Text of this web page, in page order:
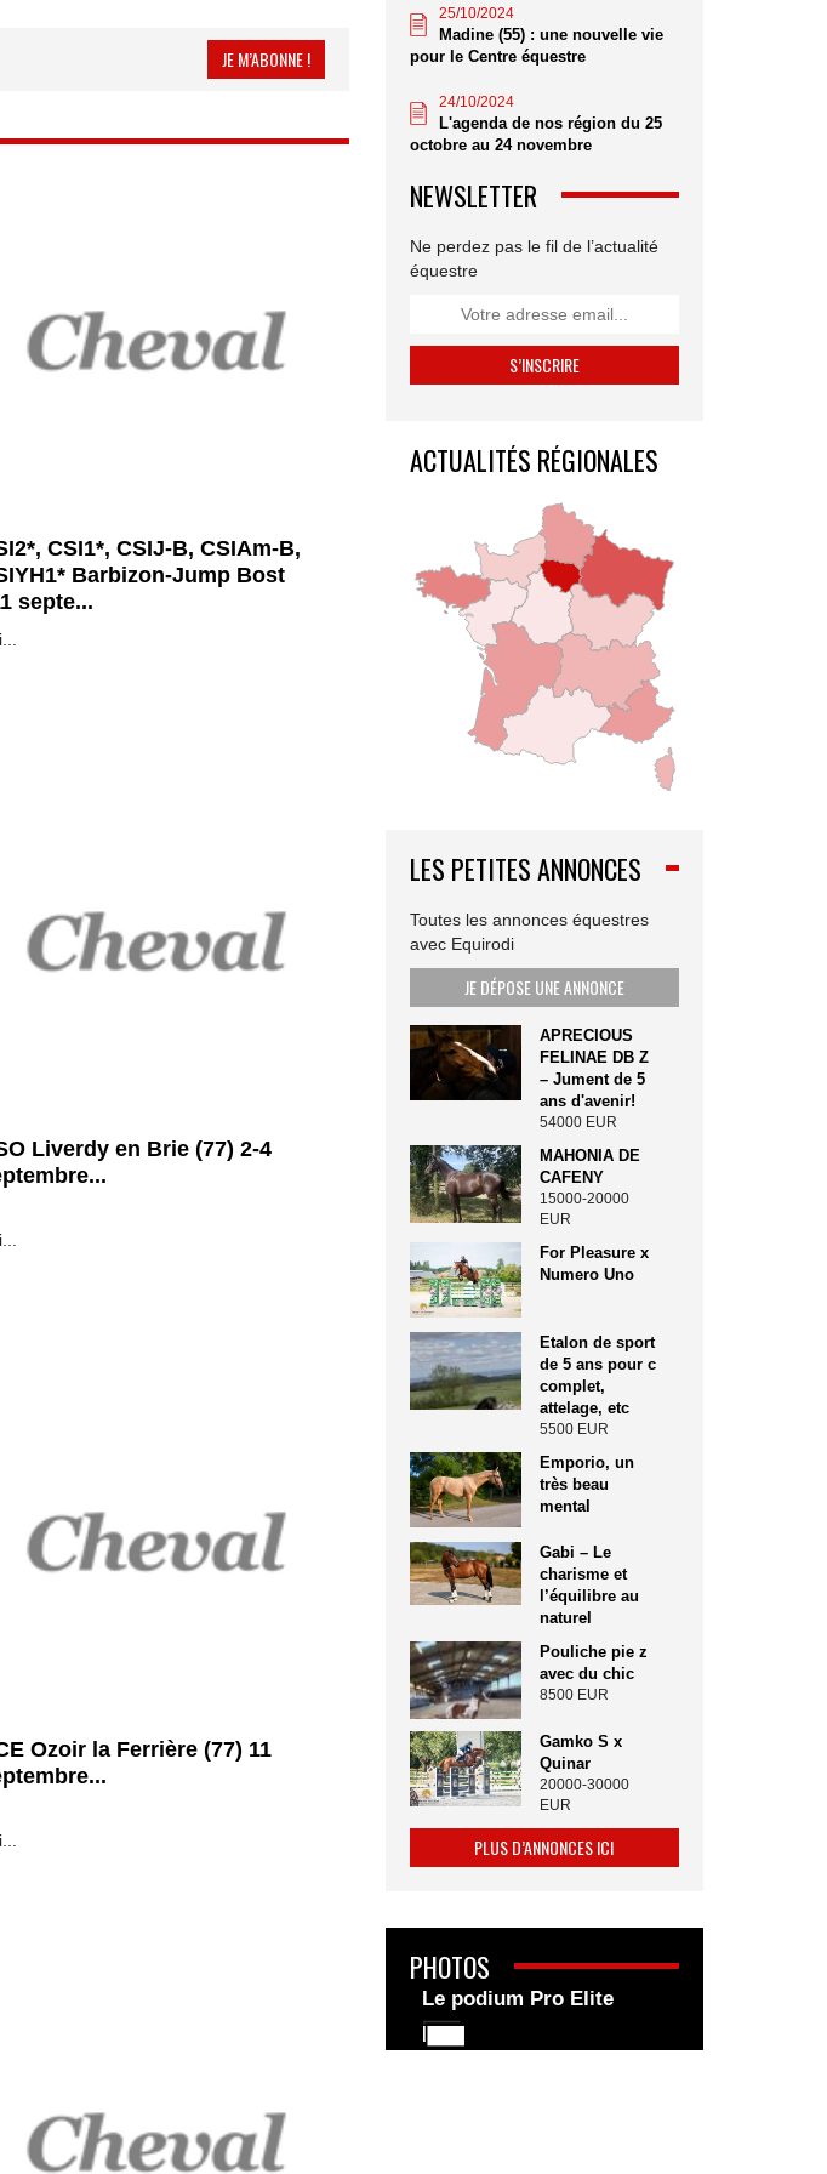
JE M’ABONNE !
CSI1*, CSIJ-B, CSIAm-B,
Barbizon-Jump Bost
septe...
Liverdy en Brie (77) 2-4
Ozoir la Ferrière (77) 11
25/10/2024
Madine (55) : une nouvelle vie
pour le Centre équestre
24/10/2024
L'agenda de nos région du 25
octobre au 24 novembre
NEWSLETTER
Ne perdez pas le fil de l’actualité
équestre
ACTUALITÉS RÉGIONALES
LES PETITES ANNONCES
Toutes les annonces équestres
avec Equirodi
JE DÉPOSE UNE ANNONCE
APRECIOUS
FELINAE DB Z
– Jument de 5
ans d'avenir!
54000 EUR
MAHONIA DE
CAFENY
15000-20000
EUR
For Pleasure x
Numero Uno
Etalon de sport
de 5 ans pour c
complet,
attelage, etc
5500 EUR
Emporio, un
très beau
mental
Gabi – Le
charisme et
l’équilibre au
naturel
Pouliche pie z
avec du chic
8500 EUR
Gamko S x
Quinar
20000-30000
EUR
PLUS D’ANNONCES ICI
PHOTOS
Le podium Pro Elite